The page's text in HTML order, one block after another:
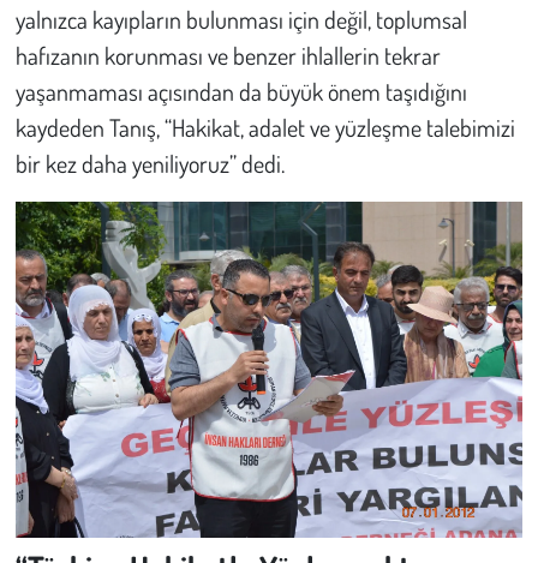
yalnızca kayıpların bulunması için değil, toplumsal
hafızanın korunması ve benzer ihlallerin tekrar
yaşanmaması açısından da büyük önem taşıdığını
kaydeden Tanış, “Hakikat, adalet ve yüzleşme talebimizi
bir kez daha yeniliyoruz” dedi.